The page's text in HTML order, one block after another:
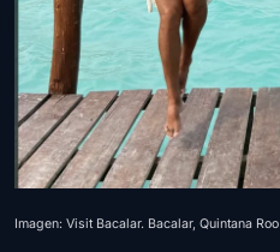
Imagen: Visit Bacalar. Bacalar, Quintana Roo